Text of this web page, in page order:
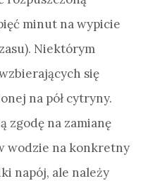
minut na wypicie
Niektórym
się
na pół cytryny.
zgodę na zamianę
wodzie na konkretny
napój, ale należy